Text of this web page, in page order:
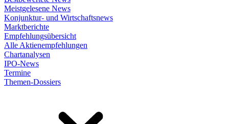
Meistgelesene News
Konjunktur- und Wirtschaftsnews
Marktberichte
Empfehlungsübersicht
Alle Aktienempfehlungen
Chartanalysen
IPO-News
Termine
Themen-Dossiers